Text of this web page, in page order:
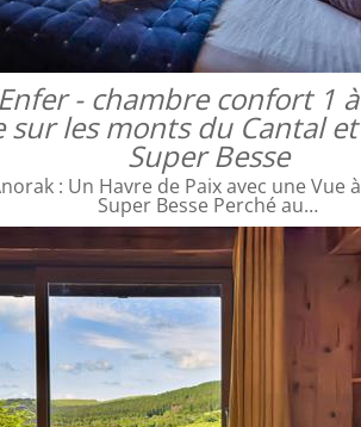
- chambre confort 1
sur les monts du Cantal
Super Besse
: Un Havre de Paix avec une Vue
Super Besse Perché au…